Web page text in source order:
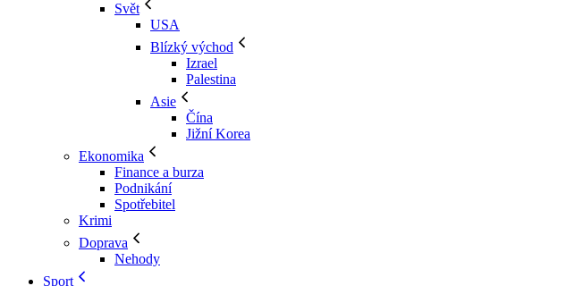
Svět
USA
Blízký východ
Izrael
Palestina
Asie
Čína
Jižní Korea
Ekonomika
Finance a burza
Podnikání
Spotřebitel
Krimi
Doprava
Nehody
Sport